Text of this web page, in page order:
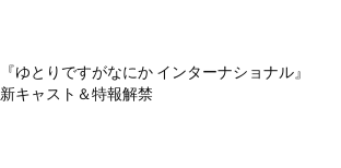
『ゆとりですがなにか インターナショナル』
新キャスト＆特報解禁